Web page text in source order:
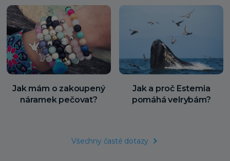
Jak mám o zakoupený
náramek pečovat?
Jak a proč Estemia
pomáhá velrybám?
Všechny časté dotazy